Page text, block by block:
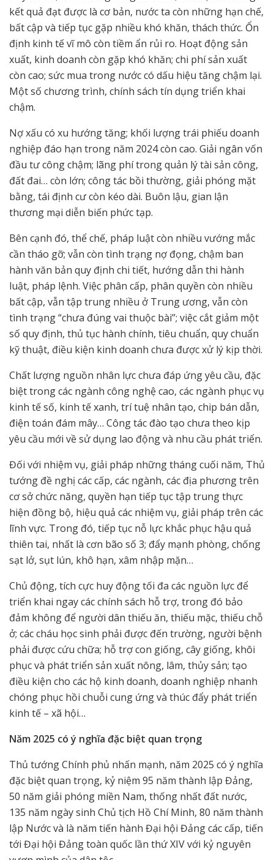
kết quả đạt được là cơ bản, nước ta còn những hạn chế,
bất cập và tiếp tục gặp nhiều khó khăn, thách thức. Ổn
định kinh tế vĩ mô còn tiềm ẩn rủi ro. Hoạt động sản
xuất, kinh doanh còn gặp khó khăn; chi phí sản xuất
còn cao; sức mua trong nước có dấu hiệu tăng chậm lại.
Một số chương trình, chính sách tín dụng triển khai
chậm.
Nợ xấu có xu hướng tăng; khối lượng trái phiếu doanh
nghiệp đáo hạn trong năm 2024 còn cao. Giải ngân vốn
đầu tư công chậm; lãng phí trong quản lý tài sản công,
đất đai… còn lớn; công tác bồi thường, giải phóng mặt
bằng, tái định cư còn kéo dài. Buôn lậu, gian lận
thương mại diễn biến phức tạp.
Bên cạnh đó, thể chế, pháp luật còn nhiều vướng mắc
cần tháo gỡ; vẫn còn tình trạng nợ đọng, chậm ban
hành văn bản quy định chi tiết, hướng dẫn thi hành
luật, pháp lệnh. Việc phân cấp, phân quyền còn nhiều
bất cập, vẫn tập trung nhiều ở Trung ương, vẫn còn
tình trạng “chưa đúng vai thuộc bài”; việc cắt giảm một
số quy định, thủ tục hành chính, tiêu chuẩn, quy chuẩn
kỹ thuật, điều kiện kinh doanh chưa được xử lý kịp thời.
Chất lượng nguồn nhân lực chưa đáp ứng yêu cầu, đặc
biệt trong các ngành công nghệ cao, các ngành phục vụ
kinh tế số, kinh tế xanh, trí tuệ nhân tạo, chip bán dẫn,
điện toán đám mây… Công tác đào tạo chưa theo kịp
yêu cầu mới về sử dụng lao động và nhu cầu phát triển.
Đối với nhiệm vụ, giải pháp những tháng cuối năm, Thủ
tướng đề nghị các cấp, các ngành, các địa phương trên
cơ sở chức năng, quyền hạn tiếp tục tập trung thực
hiện đồng bộ, hiệu quả các nhiệm vụ, giải pháp trên các
lĩnh vực. Trong đó, tiếp tục nỗ lực khắc phục hậu quả
thiên tai, nhất là cơn bão số 3; đẩy mạnh phòng, chống
sạt lở, sụt lún, khô hạn, xâm nhập mặn…
Chủ động, tích cực huy động tối đa các nguồn lực để
triển khai ngay các chính sách hỗ trợ, trong đó bảo
đảm không để người dân thiếu ăn, thiếu mặc, thiếu chỗ
ở; các cháu học sinh phải được đến trường, người bệnh
phải được cứu chữa; hỗ trợ con giống, cây giống, khôi
phục và phát triển sản xuất nông, lâm, thủy sản; tạo
điều kiện cho các hộ kinh doanh, doanh nghiệp nhanh
chóng phục hồi chuỗi cung ứng và thúc đẩy phát triển
kinh tế – xã hội…
Năm 2025 có ý nghĩa đặc biệt quan trọng
Thủ tướng Chính phủ nhấn mạnh, năm 2025 có ý nghĩa
đặc biệt quan trọng, kỷ niệm 95 năm thành lập Đảng,
50 năm giải phóng miền Nam, thống nhất đất nước,
135 năm ngày sinh Chủ tịch Hồ Chí Minh, 80 năm thành
lập Nước và là năm tiến hành Đại hội Đảng các cấp, tiến
tới Đại hội Đảng toàn quốc lần thứ XIV với kỷ nguyên